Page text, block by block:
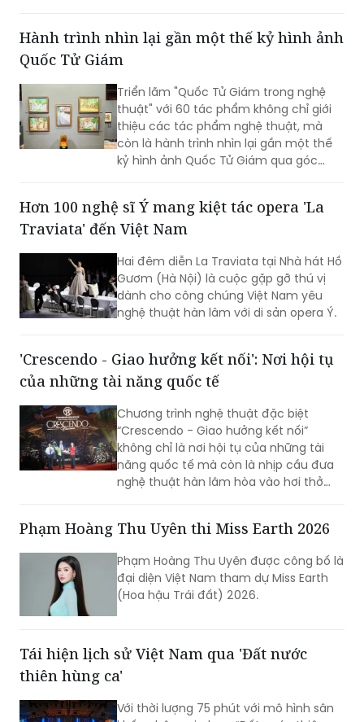
biểu diễn, nghiên cứu và đào tạo âm
nhạc.
Hành trình nhìn lại gần một thế kỷ hình ảnh
Quốc Tử Giám
Triển lãm "Quốc Tử Giám trong nghệ
thuật" với 60 tác phẩm không chỉ giới
thiệu các tác phẩm nghệ thuật, mà
còn là hành trình nhìn lại gần một thế
kỷ hình ảnh Quốc Tử Giám qua góc
Hơn 100 nghệ sĩ Ý mang kiệt tác opera 'La
Traviata' đến Việt Nam
Hai đêm diễn La Traviata tại Nhà hát Hồ
Gươm (Hà Nội) là cuộc gặp gỡ thú vị
dành cho công chúng Việt Nam yêu
nghệ thuật hàn lâm với di sản opera Ý.
'Crescendo - Giao hưởng kết nối': Nơi hội tụ
của những tài năng quốc tế
Chương trình nghệ thuật đặc biệt
“Crescendo - Giao hưởng kết nối”
không chỉ là nơi hội tụ của những tài
năng quốc tế mà còn là nhịp cầu đưa
nghệ thuật hàn lâm hòa vào hơi thở
xóa nhòa khoảng cách giữa âm nhạc
hóa trong lòng người dân địa phương
cùng du khách thập phương.
Phạm Hoàng Thu Uyên thi Miss Earth 2026
Phạm Hoàng Thu Uyên được công bố là
đại diện Việt Nam tham dự Miss Earth
(Hoa hậu Trái đất) 2026.
Tái hiện lịch sử Việt Nam qua 'Đất nước
thiên hùng ca'
Với thời lượng 75 phút với mô hình sân